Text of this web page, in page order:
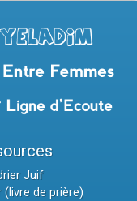
Juif
(livre de prière)